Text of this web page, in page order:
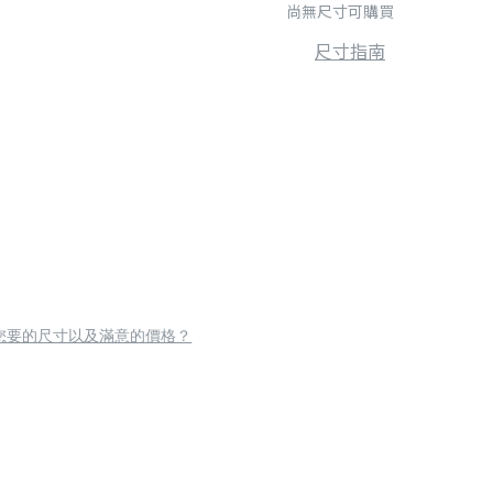
尚無尺寸可購買
尺寸指南
要的尺寸以及滿意的價格？